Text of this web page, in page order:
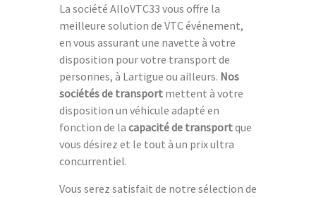
La société AlloVTC33 vous offre la
meilleure solution de VTC événement,
en vous assurant une navette à votre
disposition pour votre transport de
personnes, à Lartigue ou ailleurs. Nos
sociétés de transport mettent à votre
disposition un véhicule adapté en
fonction de la capacité de transportque
vous désirez et le tout à un prix ultra
concurrentiel.
Vous serez satisfait de notre sélection de